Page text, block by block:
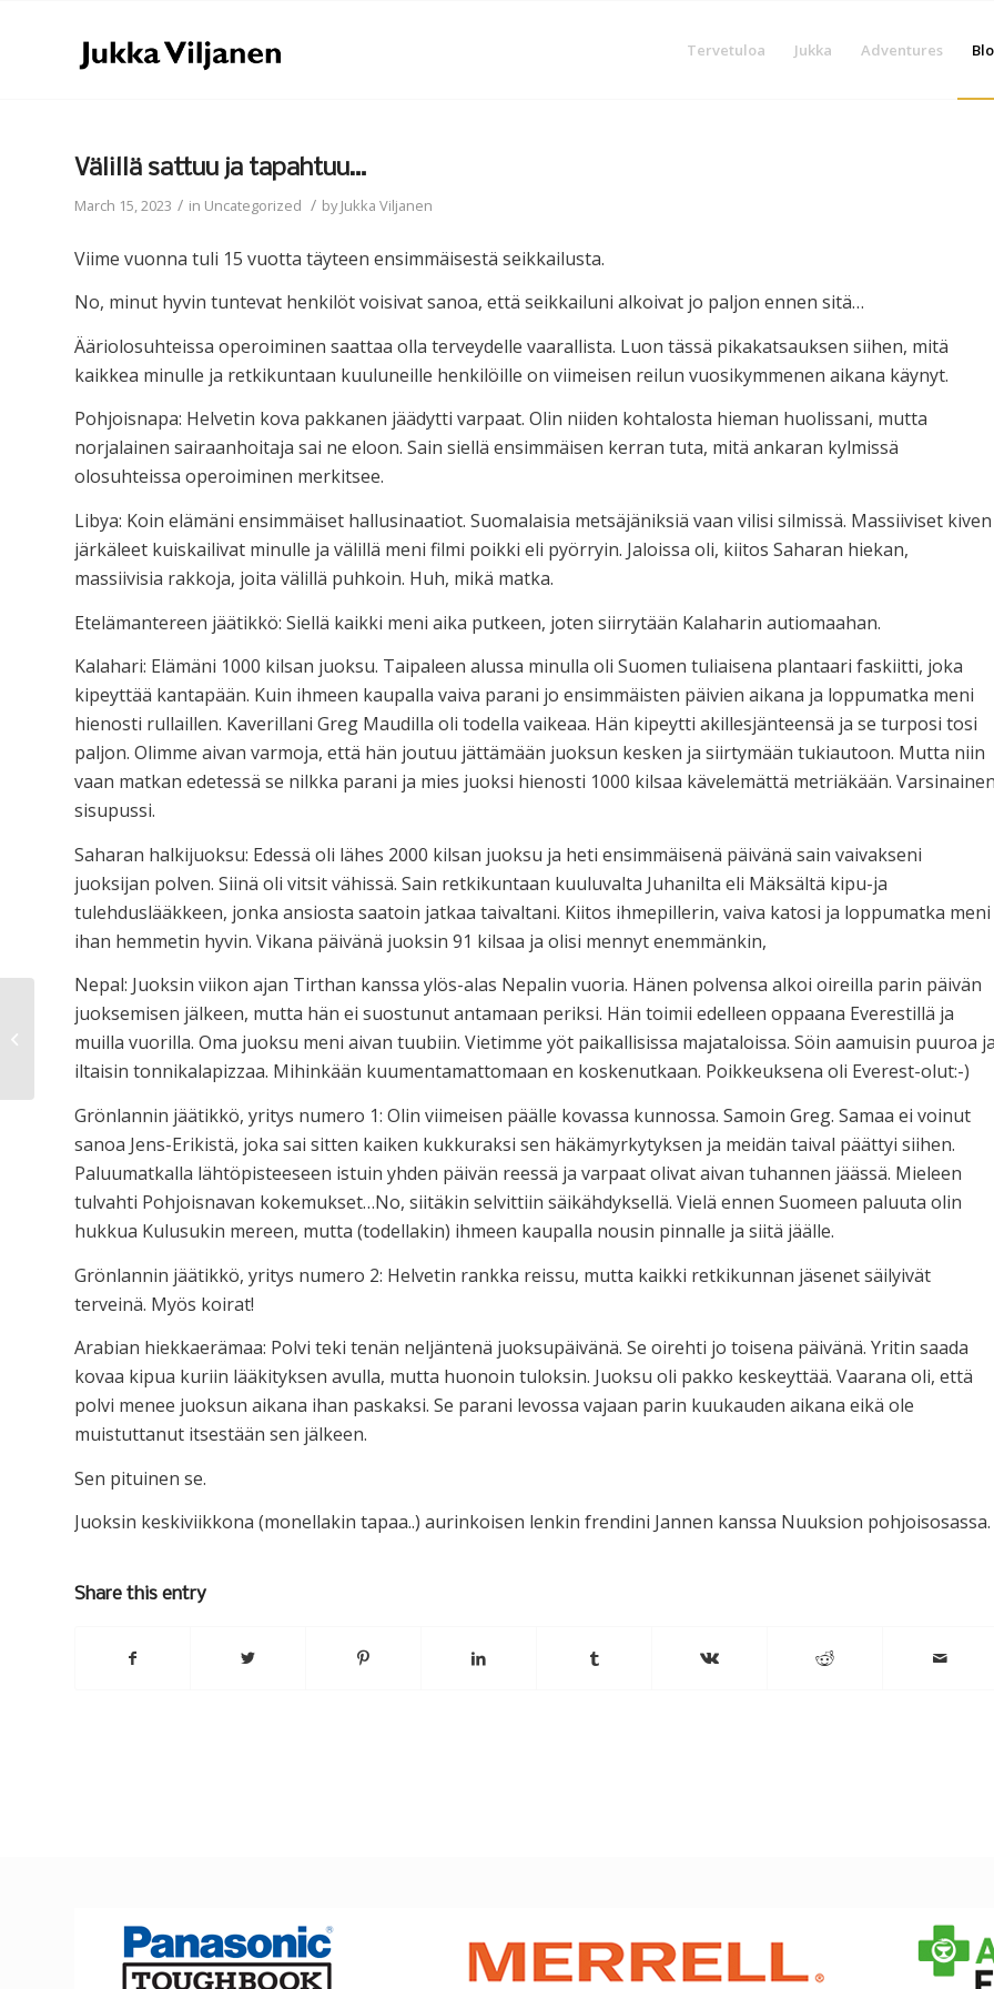
Tervetuloa Jukka Adventures
Välillä sattuu ja tapahtuu…
March 15, 2023 / in Uncategorized / byJukka Viljanen
Viime vuonna tuli 15 vuotta täyteen ensimmäisestä seikkailusta.
No, minut hyvin tuntevat henkilöt voisivat sanoa, että seikkailuni alkoivat jo paljon ennen sitä…
Ääriolosuhteissa operoiminen saattaa olla terveydelle vaarallista. Luon tässä pikakatsauksen siihen, mitä
kaikkea minulle ja retkikuntaan kuuluneille henkilöille on viimeisen reilun vuosikymmenen aikana käynyt.
Pohjoisnapa: Helvetin kova pakkanen jäädytti varpaat. Olin niiden kohtalosta hieman huolissani, mutta
norjalainen sairaanhoitaja sai ne eloon. Sain siellä ensimmäisen kerran tuta, mitä ankaran kylmissä
olosuhteissa operoiminen merkitsee.
Libya: Koin elämäni ensimmäiset hallusinaatiot. Suomalaisia metsäjäniksiä vaan vilisi silmissä. Massiiviset kiven
järkäleet kuiskailivat minulle ja välillä meni filmi poikki eli pyörryin. Jaloissa oli, kiitos Saharan hiekan,
massiivisia rakkoja, joita välillä puhkoin. Huh, mikä matka.
Etelämantereen jäätikkö: Siellä kaikki meni aika putkeen, joten siirrytään Kalaharin autiomaahan.
Kalahari: Elämäni 1000 kilsan juoksu. Taipaleen alussa minulla oli Suomen tuliaisena plantaari faskiitti, joka
kipeyttää kantapään. Kuin ihmeen kaupalla vaiva parani jo ensimmäisten päivien aikana ja loppumatka meni
hienosti rullaillen. Kaverillani Greg Maudilla oli todella vaikeaa. Hän kipeytti akillesjänteensä ja se turposi tosi
paljon. Olimme aivan varmoja, että hän joutuu jättämään juoksun kesken ja siirtymään tukiautoon. Mutta niin
vaan matkan edetessä se nilkka parani ja mies juoksi hienosti 1000 kilsaa kävelemättä metriäkään.
sisupussi.
Saharan halkijuoksu: Edessä oli lähes 2000 kilsan juoksu ja heti ensimmäisenä päivänä sain vaivakseni
juoksijan polven. Siinä oli vitsit vähissä. Sain retkikuntaan kuuluvalta Juhanilta eli Mäksältä kipu-ja
tulehduslääkkeen, jonka ansiosta saatoin jatkaa taivaltani. Kiitos ihmepillerin, vaiva katosi ja loppumatka meni
ihan hemmetin hyvin. Vikana päivänä juoksin 91 kilsaa ja olisi mennyt enemmänkin,
Nepal: Juoksin viikon ajan Tirthan kanssa ylös-alas Nepalin vuoria. Hänen polvensa alkoi oireilla parin päivän
juoksemisen jälkeen, mutta hän ei suostunut antamaan periksi. Hän toimii edelleen oppaana Everestillä ja
muilla vuorilla. Oma juoksu meni aivan tuubiin. Vietimme yöt paikallisissa majataloissa. Söin aamuisin puuroa
iltaisin tonnikalapizzaa. Mihinkään kuumentamattomaan en koskenutkaan. Poikkeuksena oli Everest-olut:-)
Grönlannin jäätikkö, yritys numero 1: Olin viimeisen päälle kovassa kunnossa. Samoin Greg. Samaa ei voinut
sanoa Jens-Erikistä, joka sai sitten kaiken kukkuraksi sen häkämyrkytyksen ja meidän taival päättyi siihen.
Paluumatkalla lähtöpisteeseen istuin yhden päivän reessä ja varpaat olivat aivan tuhannen jäässä. Mieleen
tulvahti Pohjoisnavan kokemukset…No, siitäkin selvittiin säikähdyksellä. Vielä ennen Suomeen paluuta olin
hukkua Kulusukin mereen, mutta (todellakin) ihmeen kaupalla nousin pinnalle ja siitä jäälle.
Grönlannin jäätikkö, yritys numero 2: Helvetin rankka reissu, mutta kaikki retkikunnan jäsenet säilyivät
terveinä. Myös koirat!
Arabian hiekkaerämaa: Polvi teki tenän neljäntenä juoksupäivänä. Se oirehti jo toisena päivänä. Yritin saada
kovaa kipua kuriin lääkityksen avulla, mutta huonoin tuloksin. Juoksu oli pakko keskeyttää. Vaarana oli, että
polvi menee juoksun aikana ihan paskaksi. Se parani levossa vajaan parin kuukauden aikana eikä ole
muistuttanut itsestään sen jälkeen.
Sen pituinen se.
Juoksin keskiviikkona (monellakin tapaa..) aurinkoisen lenkin frendini Jannen kanssa Nuuksion pohjoisosassa.
Share this entry
Olikohan se jo tässä?